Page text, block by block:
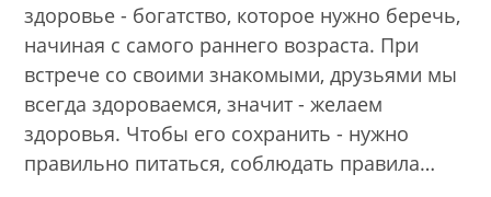
здоровье - богатство, которое нужно беречь,
начиная с самого раннего возраста. При
встрече со своими знакомыми, друзьями мы
всегда здороваемся, значит - желаем
здоровья. Чтобы его сохранить - нужно
правильно питаться, соблюдать правила…